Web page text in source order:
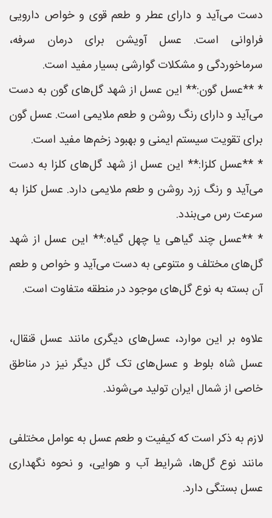
دست می‌آید و دارای عطر و طعم قوی و خواص دارویی
فراوانی است. عسل آویشن برای درمان سرفه،
سرماخوردگی و مشکلات گوارشی بسیار مفید است.
* **عسل گون:** این عسل از شهد گل‌های گون به دست
می‌آید و دارای رنگ روشن و طعم ملایمی است. عسل گون
برای تقویت سیستم ایمنی و بهبود زخم‌ها مفید است.
* **عسل کلزا:** این عسل از شهد گل‌های کلزا به دست
می‌آید و رنگ زرد روشن و طعم ملایمی دارد. عسل کلزا به
سرعت رس می‌بندد.
* **عسل چند گیاهی یا چهل گیاه:** این عسل از شهد
گل‌های مختلف و متنوعی به دست می‌آید و خواص و طعم
آن بسته به نوع گل‌های موجود در منطقه متفاوت است.
علاوه بر این موارد، عسل‌های دیگری مانند عسل قنقال،
عسل شاه بلوط و عسل‌های تک گل دیگر نیز در مناطق
خاصی از شمال ایران تولید می‌شوند.
لازم به ذکر است که کیفیت و طعم عسل به عوامل مختلفی
مانند نوع گل‌ها، شرایط آب و هوایی، و نحوه نگهداری
عسل بستگی دارد.